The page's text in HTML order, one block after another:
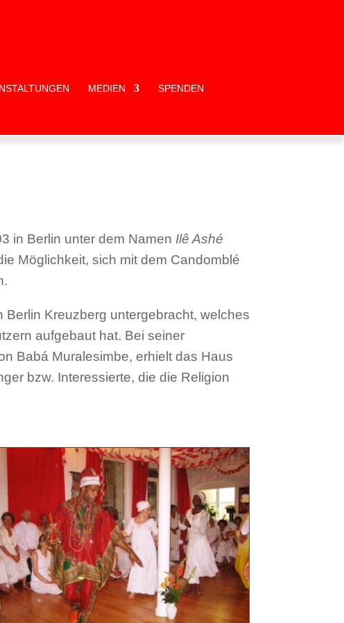
MEDIEN SPENDEN
in Berlin unter dem Namen Ilê Ashé
Möglichkeit, sich mit dem Candomblé
Berlin Kreuzberg untergebracht, welches
aufgebaut hat. Bei seiner
Babá Muralesimbe, erhielt das Haus
bzw. Interessierte, die die Religion